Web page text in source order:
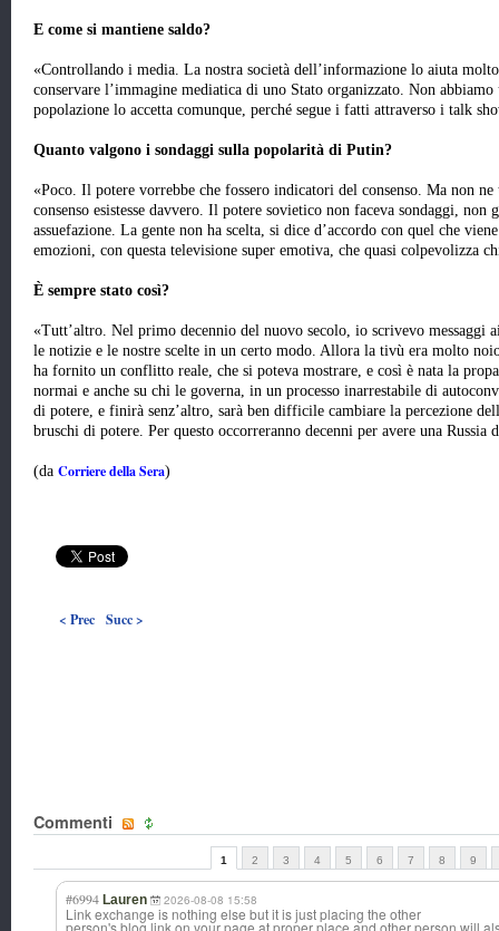
E come si mantiene saldo?
«Controllando i media. La nostra società dell’informazione lo aiuta
conservare l’immagine mediatica di uno Stato organizzato. Non
popolazione lo accetta comunque, perché segue i fatti attraverso i talk
Quanto valgono i sondaggi sulla popolarità di Putin?
«Poco. Il potere vorrebbe che fossero indicatori del consenso. Ma non
consenso esistesse davvero. Il potere sovietico non faceva sondaggi,
assuefazione. La gente non ha scelta, si dice d’accordo con quel che
emozioni, con questa televisione super emotiva, che quasi colpevolizza
È sempre stato così?
«Tutt’altro. Nel primo decennio del nuovo secolo, io scrivevo messaggi
le notizie e le nostre scelte in un certo modo. Allora la tivù era molto
ha fornito un conflitto reale, che si poteva mostrare, e così è nata la
normai e anche su chi le governa, in un processo inarrestabile di
di potere, e finirà senz’altro, sarà ben difficile cambiare la percezione
bruschi di potere. Per questo occorreranno decenni per avere una Russia
(da Corriere della Sera)
< Prec Succ >
Commenti
1 2 3 4 5 6 7 8 9
#6994 Lauren 2026-08-08 15:58
Link exchange is nothing else but it is just placing the other